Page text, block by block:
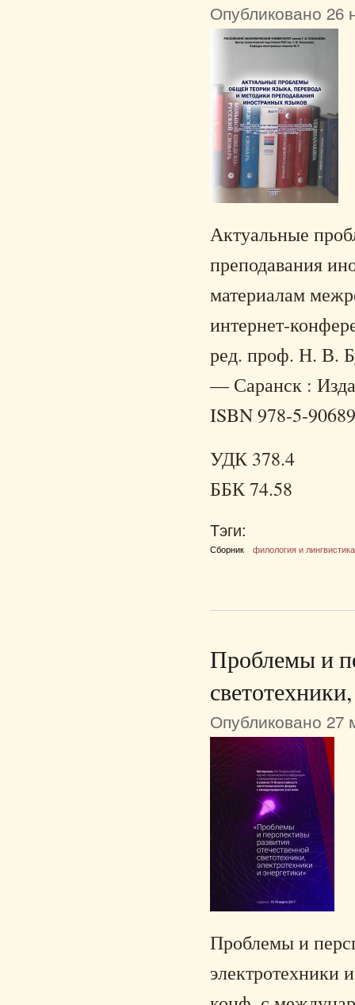
Опубликовано 26
Актуальные
преподавания
материалам
интернет-
ред. проф. Н. В.
— Саранск :
ISBN 978-5-
УДК 378.4
ББК 74.58
Тэги:
Сборник филология и лингвистика
Проблемы и
Опубликовано 27
Проблемы и
электротехники